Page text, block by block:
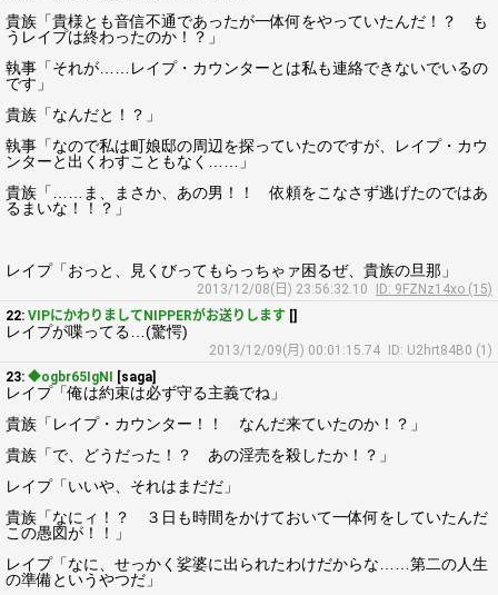
貴族「貴様とも音信不通であったが一体何をやっていたんだ！？ も
うレイプは終わったのか！？」
執事「それが……レイプ・カウンターとは私も連絡できないでいるの
です」
貴族「なんだと！？」
執事「なので私は町娘邸の周辺を探っていたのですが、レイプ・カウ
ンターと出くわすこともなく……」
貴族「……ま、まさか、あの男！！ 依頼をこなさず逃げたのではあ
るまいな！！？」
レイプ「おっと、見くびってもらっちゃァ困るぜ、貴族の旦那」
2013/12/08(日) 23:56:32.10
ID: 9FZNz14xo (15)
22: VIPにかわりましてNIPPERがお送りします []
レイプが喋ってる…(驚愕)
2013/12/09(月) 00:01:15.74
ID: U2hrt84B0 (1)
23: ◆ogbr65IgNI [saga]
レイプ「俺は約束は必ず守る主義でね」
貴族「レイプ・カウンター！！ なんだ来ていたのか！？」
貴族「で、どうだった！？ あの淫売を殺したか！？」
レイプ「いいや、それはまだだ」
貴族「なにィ！？ ３日も時間をかけておいて一体何をしていたんだ
この愚図が！！」
レイプ「なに、せっかく娑婆に出られたわけだからな……第二の人生
の準備というやつだ」